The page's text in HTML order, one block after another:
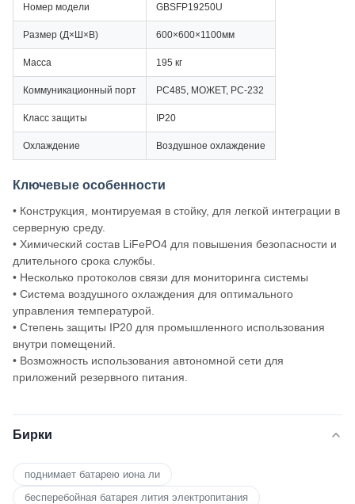
Номер модели GBSFP19250U
Размер (Д×Ш×В) 600×600×1100мм
Масса 195 кг
Коммуникационный порт РС485, МОЖЕТ, РС-232
Класс защиты IP20
Охлаждение Воздушное охлаждение
Ключевые особенности
• Конструкция, монтируемая в стойку, для легкой интеграции в
серверную среду.
• Химический состав LiFePO4 для повышения безопасности и
длительного срока службы.
• Несколько протоколов связи для мониторинга системы
• Система воздушного охлаждения для оптимального
управления температурой.
• Степень защиты IP20 для промышленного использования
внутри помещений.
• Возможность использования автономной сети для
приложений резервного питания.
Бирки
поднимает батарею иона ли
бесперебойная батарея лития электропитания